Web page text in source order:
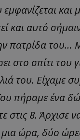
και
και αυτό
πατρίδα του…
στο σπίτι του
του. Είχαμε
πήραμε ένα
στις 8. Άρχισε
ώρα, δύο